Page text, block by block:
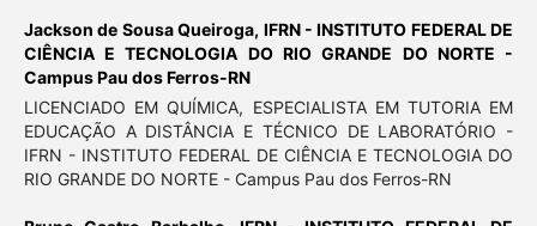
Jackson de Sousa Queiroga, IFRN - INSTITUTO FEDERAL DE
CIÊNCIA E TECNOLOGIA DO RIO GRANDE DO NORTE -
Campus Pau dos Ferros-RN
LICENCIADO EM QUÍMICA, ESPECIALISTA EM TUTORIA EM
EDUCAÇÃO A DISTÂNCIA E TÉCNICO DE LABORATÓRIO -
IFRN - INSTITUTO FEDERAL DE CIÊNCIA E TECNOLOGIA DO
RIO GRANDE DO NORTE - Campus Pau dos Ferros-RN